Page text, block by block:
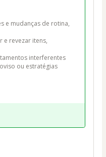
e mudanças de rotina,
e revezar itens,
interferentes
ou estratégias